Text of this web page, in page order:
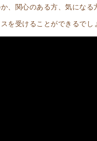
、関心のある方、気になる
を受けることができるでし